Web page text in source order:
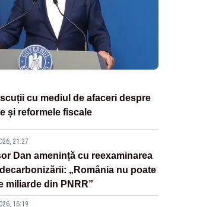
cu mediul de afaceri despre
și reformele fiscale
21:27
Dan amenință cu reexaminarea
„România nu poate
miliarde din PNRR”
16:19